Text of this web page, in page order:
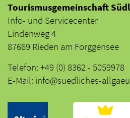
Tourismusgemeinschaft
Info- und Servicecenter
Lindenweg 4
87669 Rieden am Forggensee
Telefon: +49 (0) 8362 - 5059978
E-Mail: info@suedliches-